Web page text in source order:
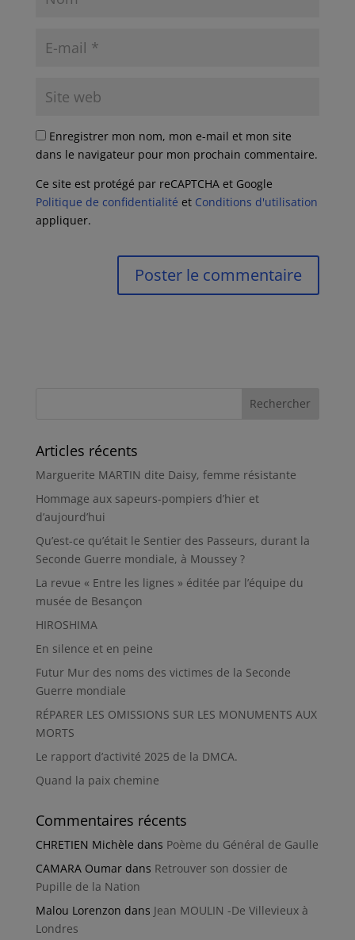
Enregistrer mon nom, mon e-mail et mon site
dans le navigateur pour mon prochain commentaire.
Ce site est protégé par reCAPTCHA et Google
Politique de confidentialité et Conditions d'utilisation
appliquer.
Articles récents
Marguerite MARTIN dite Daisy, femme résistante
Hommage aux sapeurs-pompiers d’hier et
d’aujourd’hui
Qu’est-ce qu’était le Sentier des Passeurs, durant la
Seconde Guerre mondiale, à Moussey ?
La revue « Entre les lignes » éditée par l’équipe du
musée de Besançon
HIROSHIMA
En silence et en peine
Futur Mur des noms des victimes de la Seconde
Guerre mondiale
RÉPARER LES OMISSIONS SUR LES MONUMENTS AUX
MORTS
Le rapport d’activité 2025 de la DMCA.
Quand la paix chemine
Commentaires récents
CHRETIEN Michèle dans Poème du Général de Gaulle
CAMARA Oumardans Retrouver son dossier de
Pupille de la Nation
Malou Lorenzon dans Jean MOULIN -De Villevieux à
Londres